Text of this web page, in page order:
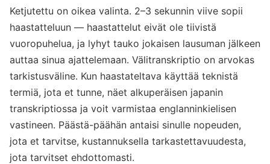
Ketjutettu on oikea valinta. 2–3 sekunnin viive sopii
haastatteluun — haastattelut eivät ole tiivistä
vuoropuhelua, ja lyhyt tauko jokaisen lausuman jälkeen
auttaa sinua ajattelemaan. Välitranskriptio on arvokas
tarkistusväline. Kun haastateltava käyttää teknistä
termiä, jota et tunne, näet alkuperäisen japanin
transkriptiossa ja voit varmistaa englanninkielisen
vastineen. Päästä-päähän antaisi sinulle nopeuden,
jota et tarvitse, kustannuksella tarkastettavuudesta,
jota tarvitset ehdottomasti.